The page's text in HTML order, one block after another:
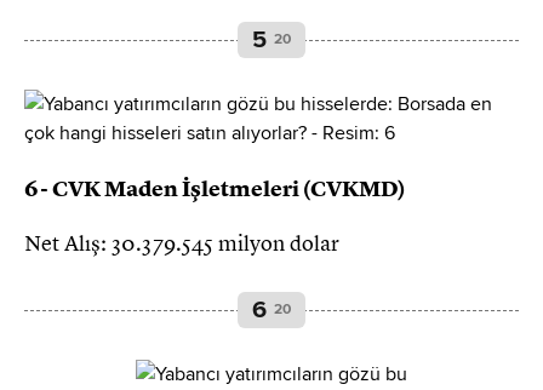
5 20
6- CVK Maden İşletmeleri (CVKMD)
Net Alış: 30.379.545 milyon dolar
6 20